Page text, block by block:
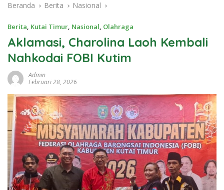
Beranda Berita Nasional
Berita, Kutai Timur, Nasional, Olahraga
Aklamasi, Charolina Laoh Kembali
Nahkodai FOBI Kutim
Admin
Februari 28, 2026